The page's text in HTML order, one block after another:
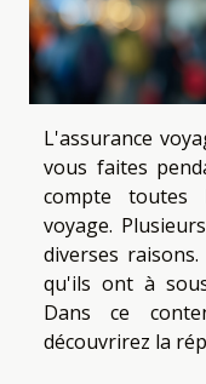
L'assurance
vous faites
compte toutes
voyage.
diverses
qu'ils ont à
Dans ce
découvrirez la